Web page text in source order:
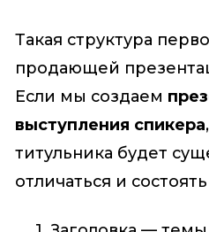
Такая структура
продающей
Если мы создаем
выступления спикера
титульника будет
отличаться и